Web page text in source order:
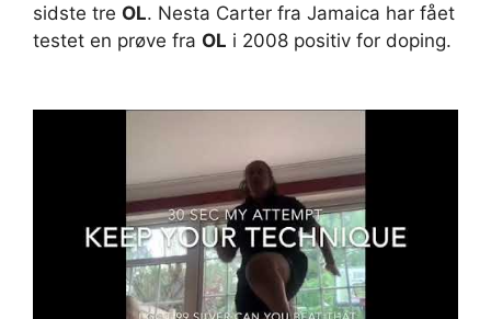
sidste tre OL. Nesta Carter fra Jamaica har fået
testet en prøve fra OL i 2008 positiv for doping.